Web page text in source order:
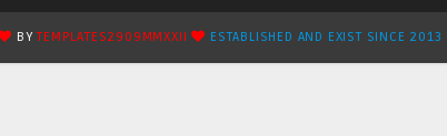
BYTEMPLATES2909MMXXII ESTABLISHED AND EXIST SINCE 2013